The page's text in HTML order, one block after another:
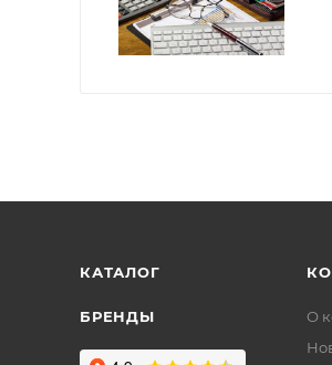
КАТАЛОГ
БРЕНДЫ
О